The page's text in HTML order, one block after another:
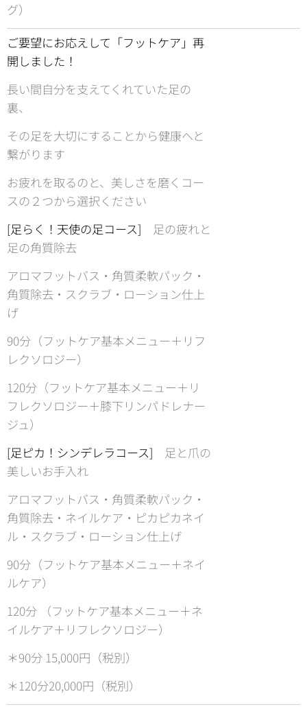
グ）
ご要望にお応えして「フットケア」再
開しました！
長い間自分を支えてくれていた足の
裏、
その足を大切にすることから健康へと
繋がります
お疲れを取るのと、美しさを磨くコー
スの２つから選択ください
[足らく！天使の足コース] 足の疲れと
足の角質除去
アロマフットバス・角質柔軟パック・
角質除去・スクラブ・ローション仕上
げ
90分（フットケア基本メニュー＋リフ
レクソロジー）
120分（フットケア基本メニュー＋リ
フレクソロジー＋膝下リンパドレナー
ジュ）
[足ピカ！シンデレラコース] 足と爪の
美しいお手入れ
アロマフットバス・角質柔軟パック・
角質除去・ネイルケア・ピカピカネイ
ル・スクラブ・ローション仕上げ
90分（フットケア基本メニュー＋ネイ
ルケア）
120分 （フットケア基本メニュー＋ネ
イルケア＋リフレクソロジー）
＊90分 15,000円（税別）
＊120分20,000円（税別）